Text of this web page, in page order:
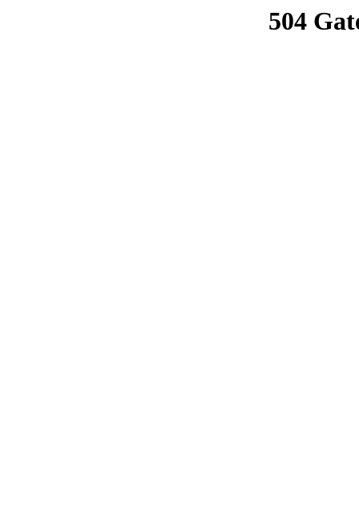
504